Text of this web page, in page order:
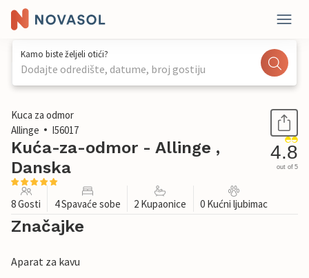
Kamo biste željeli otići?
Dodajte odredište, datume, broj gostiju
1 / 29
Kuca za odmor
Allinge
I56017
Kuća-za-odmor - Allinge ,
Danska
4.8
out of 5
8 Gosti 4 Spavaće sobe 2 Kupaonice 0 Kućni ljubimac
Značajke
Aparat za kavu